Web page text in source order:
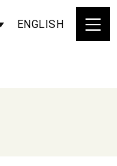
ENGLISH